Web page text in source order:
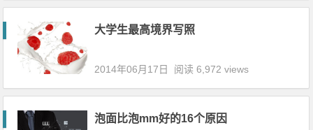
大学生最高境界写照
2014年06月17日 阅读 6,972 views
泡面比泡mm好的16个原因